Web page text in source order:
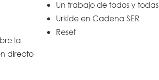
la
directo
Un trabajo de todos y todas
Urkide en Cadena SER
Reset